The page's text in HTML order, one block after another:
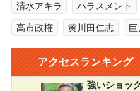
清水アキラ ハラスメント
高市政権 黄川田仁志 巨
アクセスランキング
強いショッ